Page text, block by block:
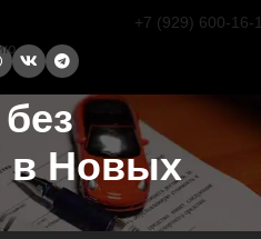
+7 (929) 600-16-
в Новых